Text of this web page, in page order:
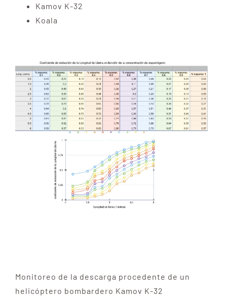
Kamov K-32
Koala
Monitoreo de la descarga procedente de un
helicóptero bombardero Kamov K-32